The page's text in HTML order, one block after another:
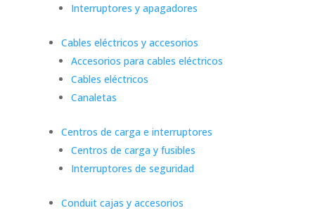
Interruptores y apagadores
Cables eléctricos y accesorios
Accesorios para cables eléctricos
Cables eléctricos
Canaletas
Centros de carga e interruptores
Centros de carga y fusibles
Interruptores de seguridad
Conduit cajas y accesorios